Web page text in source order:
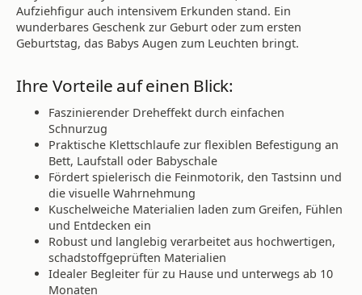
Aufziehfigur auch intensivem Erkunden stand. Ein
wunderbares Geschenk zur Geburt oder zum ersten
Geburtstag, das Babys Augen zum Leuchten bringt.
Ihre Vorteile auf einen Blick:
Faszinierender Dreheffekt durch einfachen
Schnurzug
Praktische Klettschlaufe zur flexiblen Befestigung an
Bett, Laufstall oder Babyschale
Fördert spielerisch die Feinmotorik, den Tastsinn und
die visuelle Wahrnehmung
Kuschelweiche Materialien laden zum Greifen, Fühlen
und Entdecken ein
Robust und langlebig verarbeitet aus hochwertigen,
schadstoffgeprüften Materialien
Idealer Begleiter für zu Hause und unterwegs ab 10
Monaten